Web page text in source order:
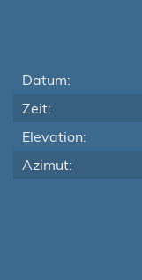
Datum:
Zeit:
Elevation:
Azimut: